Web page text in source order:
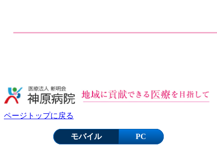
ページトップに戻る
モバイル PC